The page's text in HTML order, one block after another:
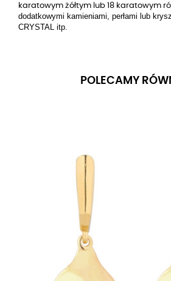
karatowym żółtym lub 18 karatowym
dodatkowymi kamieniami, perłami lub
CRYSTAL itp.
POLECAMY